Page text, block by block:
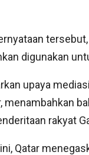
digunakan
upaya
menambahkan
rakyat
Qatar